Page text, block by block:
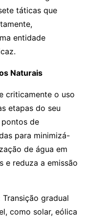
táticas que
entidade
Naturais
criticamente o uso
etapas do seu
de
para minimizá-
de água em
e reduza a emissão
Transição gradual
como solar, eólica